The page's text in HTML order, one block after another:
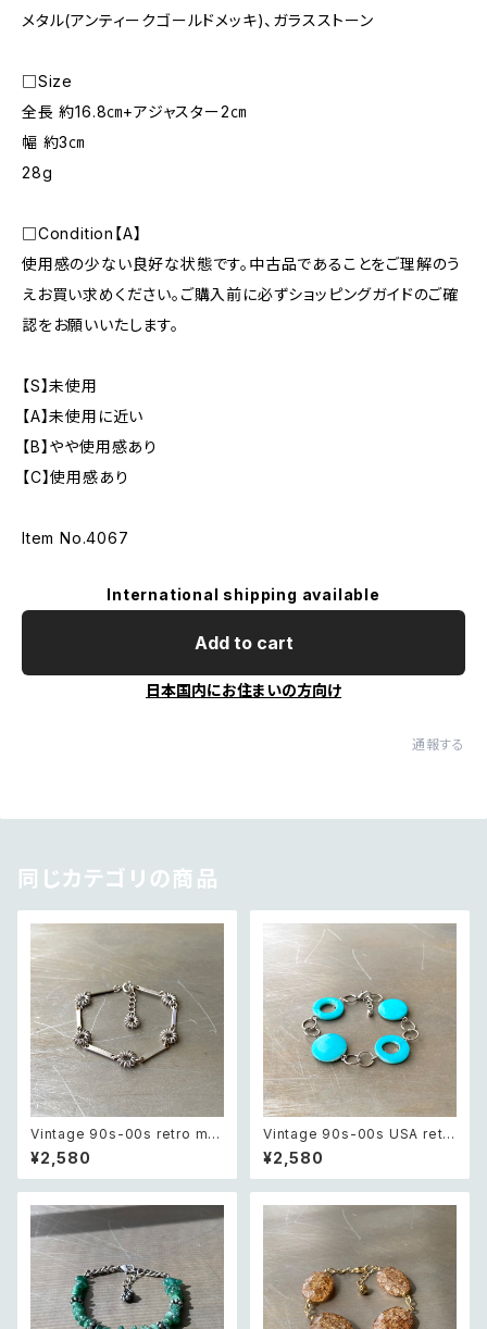
メタル(アンティークゴールドメッキ)、ガラスストーン
□Size
全長 約16.8㎝+アジャスター2㎝
幅 約3㎝
28g
□Condition【A】
使用感の少ない良好な状態です。中古品であることをご理解のう
えお買い求めください。ご購入前に必ずショッピングガイドのご確
認をお願いいたします。
【S】未使用
【A】未使用に近い
【B】やや使用感あり
【C】使用感あり
Item No.4067
International shipping available
Add to cart
日本国内にお住まいの方向け
通報する
同じカテゴリの商品
Vintage 90s-00s retro met
al wire flower chain bracel
et レトロ ヴィンテージ アクセサ
リー シルバー メタル ワイヤー
¥2,580
Vintage 90s-00s USA retr
o blue shell beads bracele
t レトロ アメリカ ヴィンテージ
アクセサリー ブルー シェル ビー
¥2,580